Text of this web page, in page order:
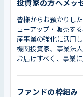
投資家の方へメッ
皆様からお預かりし
ューアップ・販売す
産事業の強化に活用
機関投資家、事業法
お届けすべく、事業
ファンドの枠組み